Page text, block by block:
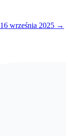
16 września 2025 →